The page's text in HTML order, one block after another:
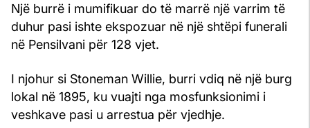
Një burrë i mumifikuar do të marrë një varrim të
duhur pasi ishte ekspozuar në një shtëpi funerali
në Pensilvani për 128 vjet.
I njohur si Stoneman Willie, burri vdiq në një burg
lokal në 1895, ku vuajti nga mosfunksionimi i
veshkave pasi u arrestua për vjedhje.